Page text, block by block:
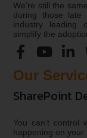
We’re still the
during those late
industry leading
simplify the
Our
SharePoint
You can’t control
happening on your